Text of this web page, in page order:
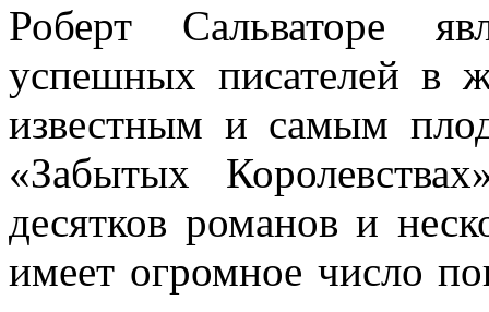
Роберт Сальваторе
успешных писателей в
известным и самым
«Забытых
десятков романов и
имеет огромное число